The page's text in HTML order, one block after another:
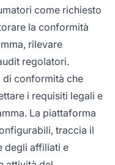
come richiesto
la conformità
rilevare
regolatori.
di conformità che
i requisiti legali e
La piattaforma
traccia il
degli affiliati e